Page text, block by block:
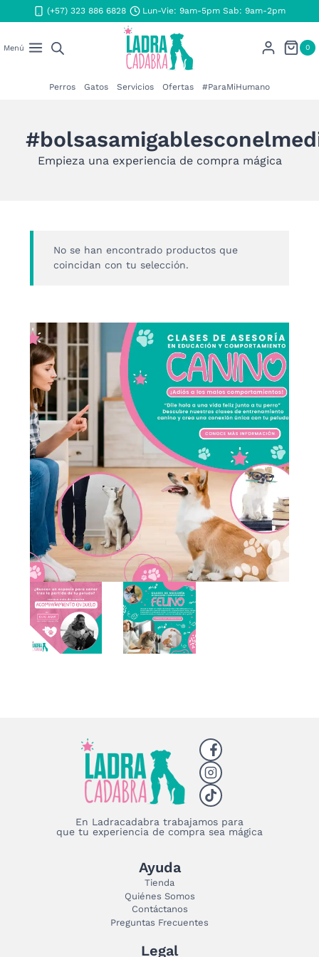
al
(+57) 323 886 6828 Lun-Vie: 9am-5pm Sab: 9am-2pm
Menú 0
Perros Gatos Servicios Ofertas #ParaMiHumano
Empieza una experiencia de compra mágica
No se han encontrado productos que
coincidan con tu selección.
En Ladracadabra trabajamos para
que tu experiencia de compra sea mágica
Ayuda
Tienda
Quiénes Somos
Contáctanos
Preguntas Frecuentes
Legal